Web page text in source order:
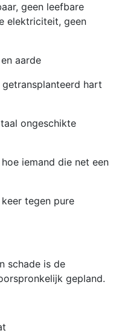
geen leefbare
elektriciteit, geen
aarde
hart
ongeschikte
iemand die net een
tegen pure
schade is de
gepland.